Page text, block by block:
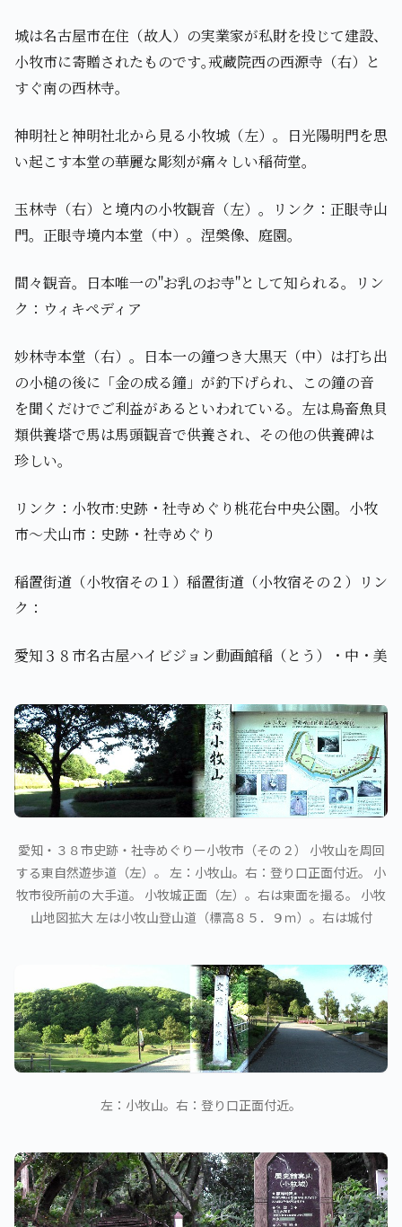
城は名古屋市在住（故人）の実業家が私財を投じて建設、
小牧市に寄贈されたものです｡戒蔵院西の西源寺（右）と
すぐ南の西林寺。
神明社と神明社北から見る小牧城（左）。日光陽明門を思
い起こす本堂の華麗な彫刻が痛々しい稲荷堂。
玉林寺（右）と境内の小牧観音（左）。リンク：正眼寺山
門。正眼寺境内本堂（中）。涅槃像、庭園。
間々観音。日本唯一の"お乳のお寺"として知られる。リン
ク：ウィキペディア
妙林寺本堂（右）。日本一の鐘つき大黒天（中）は打ち出
の小槌の後に「金の成る鐘」が釣下げられ、この鐘の音
を聞くだけでご利益があるといわれている。左は鳥畜魚貝
類供養塔で馬は馬頭観音で供養され、その他の供養碑は
珍しい。
リンク：小牧市:史跡・社寺めぐり桃花台中央公園。小牧
市～犬山市：史跡・社寺めぐり
稲置街道（小牧宿その１）稲置街道（小牧宿その２）リン
ク：
愛知３８市名古屋ハイビジョン動画館稲（とう）・中・美
愛知・３８市史跡・社寺めぐりー小牧市（その２） 小牧山を周回
する東自然遊歩道（左）。 左：小牧山。右：登り口正面付近。 小
牧市役所前の大手道。 小牧城正面（左）。右は東面を撮る。 小牧
山地図拡大 左は小牧山登山道（標高８５．９ｍ）。右は城付
左：小牧山。右：登り口正面付近。